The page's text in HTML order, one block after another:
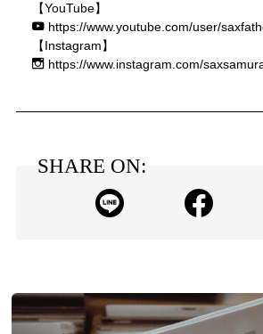
【YouTube】
https://www.youtube.com/user/
【Instagram】
https://www.instagram.com/
SHARE ON: